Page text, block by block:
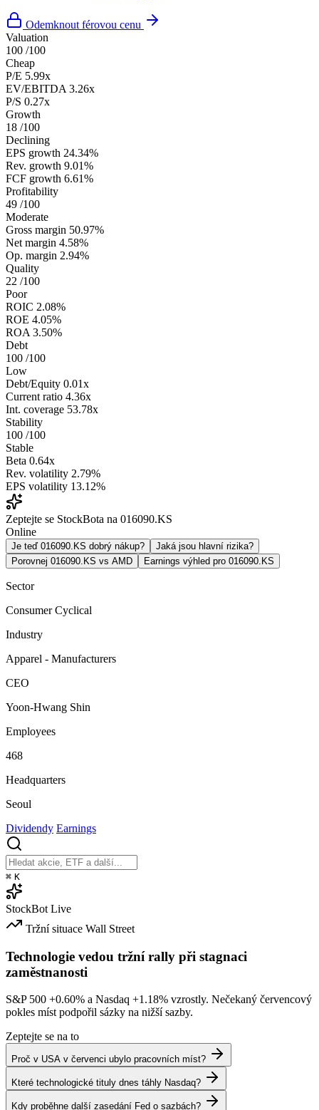
Odemknout férovou cenu
Valuation
100 /100
Cheap
P/E 5.99x
EV/EBITDA 3.26x
P/S 0.27x
Growth
18 /100
Declining
EPS growth 24.34%
Rev. growth 9.01%
FCF growth 6.61%
Profitability
49 /100
Moderate
Gross margin 50.97%
Net margin 4.58%
Op. margin 2.94%
Quality
22 /100
Poor
ROIC 2.08%
ROE 4.05%
ROA 3.50%
Debt
100 /100
Low
Debt/Equity 0.01x
Current ratio 4.36x
Int. coverage 53.78x
Stability
100 /100
Stable
Beta 0.64x
Rev. volatility 2.79%
EPS volatility 13.12%
Zeptejte se StockBota na 016090.KS
Online
Je teď 016090.KS dobrý nákup?
Jaká jsou hlavní rizika?
Porovnej 016090.KS vs AMD
Earnings výhled pro 016090.KS
Sector
Consumer Cyclical
Industry
Apparel - Manufacturers
CEO
Yoon-Hwang Shin
Employees
468
Headquarters
Seoul
Dividendy Earnings
⌘ K
StockBot Live
Tržní situace Wall Street
Technologie vedou tržní rally při stagnaci
zaměstnanosti
S&P 500 +0.60% a Nasdaq +1.18% vzrostly. Nečekaný červencový
pokles míst podpořil sázky na nižší sazby.
Zeptejte se na to
Proč v USA v červenci ubylo pracovních míst?
Které technologické tituly dnes táhly Nasdaq?
Kdy proběhne další zasedání Fed o sazbách?